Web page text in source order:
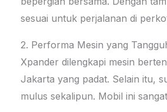
sesuai untuk perjalanan di
2. Performa Mesin yang
Xpander dilengkapi mesin
Jakarta yang padat. Selain itu,
mulus sekalipun. Mobil ini